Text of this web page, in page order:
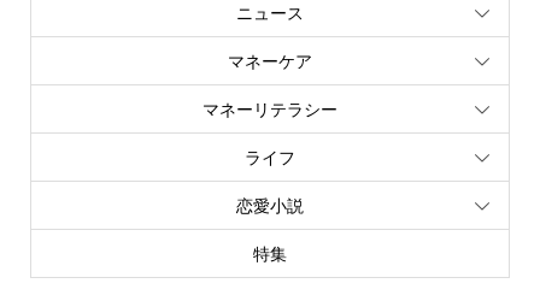
ニュース
マネーケア
マネーリテラシー
ライフ
恋愛小説
特集